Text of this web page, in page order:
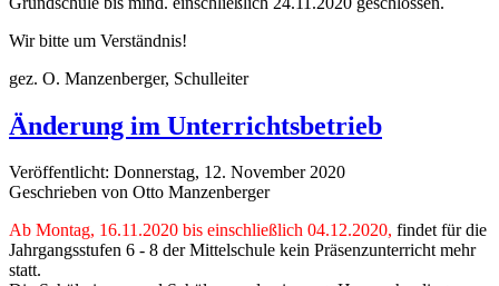
Wir bitte um Verständnis!
gez. O. Manzenberger, Schulleiter
Änderung im Unterrichtsbetrieb
Veröffentlicht: Donnerstag, 12. November 2020
Geschrieben von Otto Manzenberger
Ab Montag, 16.11.2020 bis einschließlich 04.12.2020, findet für die
Jahrgangsstufen 6 - 8 der Mittelschule kein Präsenzunterricht mehr
statt.